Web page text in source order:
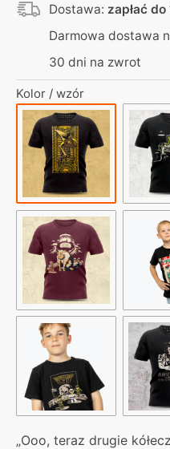
Łęcina
za
sztuka
taki
trójkąt
postawić
Dostawa: zapłać
Darmowa dostawa
30 dni na zwrot
Kolor / wzór
„Ooo, teraz drugie